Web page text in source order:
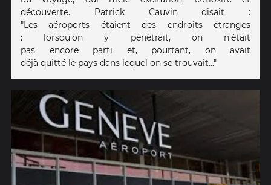
découverte. Patrick Cauvin disait :
"Les aéroports étaient des endroits étranges
: lorsqu'on y pénétrait, on n'était
pas encore parti et, pourtant, on avait
déjà quitté le pays dans lequel on se trouvait..."